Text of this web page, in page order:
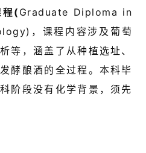
程(Graduate Diploma in
，课程内容涉及葡萄
等，涵盖了从种植选址、
酵酿酒的全过程。本科毕
阶段没有化学背景，须先